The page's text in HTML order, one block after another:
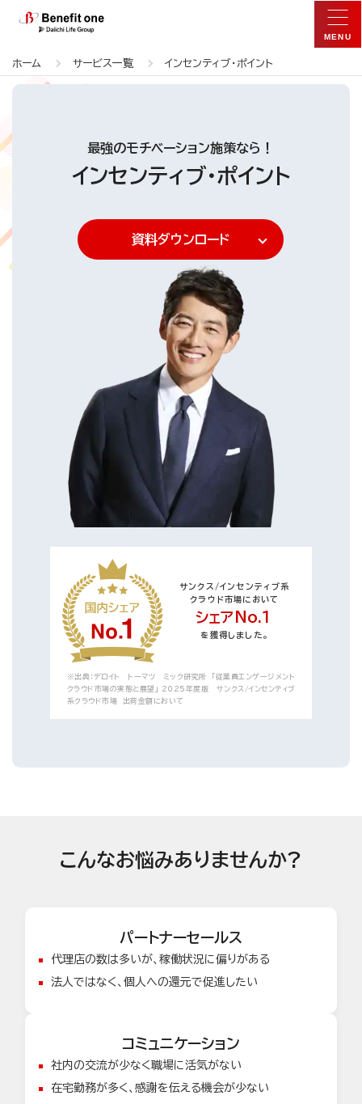
ホーム サービス一覧 インセンティブ・ポイント
最強のモチベーション施策なら！
インセンティブ・ポイント
資料ダウンロード
サンクス/インセンティブ系
クラウド市場において
シェアNo.1
を獲得しました。
※出典：デロイト トーマツ ミック研究所 「従業員エンゲージメント
クラウド市場の実態と展望」 2025年度版 サンクス/インセンティブ
系クラウド市場 出荷金額において
こんなお悩みありませんか?
パートナーセールス
代理店の数は多いが、稼働状況に偏りがある
法人ではなく、個人への還元で促進したい
コミュニケーション
社内の交流が少なく職場に活気がない
在宅勤務が多く、感謝を伝える機会が少ない